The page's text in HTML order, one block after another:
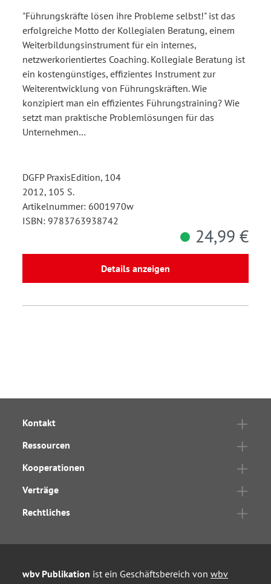
"Führungskräfte lösen ihre Probleme selbst!" ist das
erfolgreiche Motto der Kollegialen Beratung, einem
Weiterbildungsinstrument für ein internes,
netzwerkorientiertes Coaching. Kollegiale Beratung ist
ein kostengünstiges, effizientes Instrument zur
Weiterentwicklung von Führungskräften. Wie
konzipiert man ein effizientes Führungstraining? Wie
setzt man praktische Problemlösungen für das
Unternehmen…
DGFP PraxisEdition, 104
2012, 105 S.
Artikelnummer: 6001970w
ISBN: 9783763938742
24,99 €
Details anzeigen
Kontakt
Ressourcen
Kooperationen
Verträge
Rechtliches
wbv Publikation ist ein Geschäftsbereich von wbv